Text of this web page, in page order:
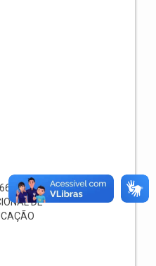
Cód: 002219, Rec:
DE